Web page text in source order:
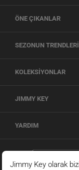
ÖNE ÇIKANLAR
SEZONUN TRENDLERİ
KOLEKSİYONLAR
JIMMY KEY
YARDIM